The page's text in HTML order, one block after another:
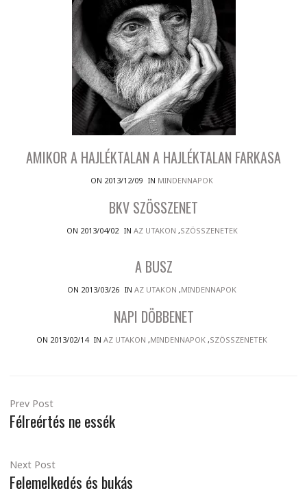
AMIKOR A HAJLÉKTALAN A HAJLÉKTALAN FARKASA
ON 2013/12/09 IN MINDENNAPOK
BKV SZÖSSZENET
ON 2013/04/02 IN AZ UTAKON ,SZÖSSZENETEK
A BUSZ
ON 2013/03/26 IN AZ UTAKON ,MINDENNAPOK
NAPI DÖBBENET
ON 2013/02/14 IN AZ UTAKON ,MINDENNAPOK ,SZÖSSZENETEK
Prev Post
Félreértés ne essék
Next Post
Felemelkedés és bukás